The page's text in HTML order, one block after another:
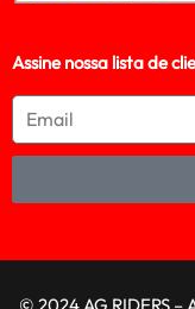
Assine nossa lista de